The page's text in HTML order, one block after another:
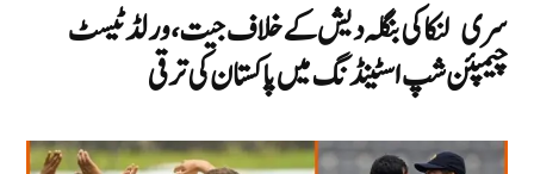
سری لنکا کی بنگلہ دیش کے خلاف جیت، ورلڈ ٹیسٹ
چیمپئن شپ اسٹینڈنگ میں پاکستان کی ترقی